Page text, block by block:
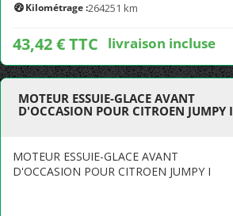
Kilométrage :264251 km
43,42 € TTC livraison incluse
MOTEUR ESSUIE-GLACE AVANT
D'OCCASION POUR CITROEN JUMPY I
MOTEUR ESSUIE-GLACE AVANT
D'OCCASION POUR CITROEN JUMPY I